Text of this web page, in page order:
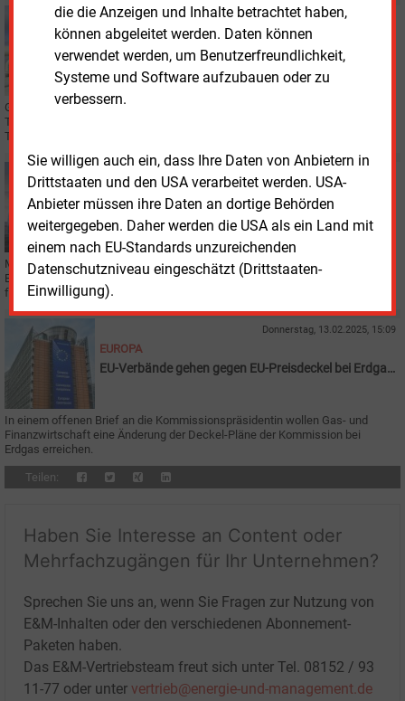
die die Anzeigen und Inhalte betrachtet haben,
können abgeleitet werden. Daten können
verwendet werden, um Benutzerfreundlichkeit,
Systeme und Software aufzubauen oder zu
verbessern.
Sie willigen auch ein, dass Ihre Daten von Anbietern in
Drittstaaten und den USA verarbeitet werden. USA-
Anbieter müssen ihre Daten an dortige Behörden
weitergegeben. Daher werden die USA als ein Land mit
einem nach EU-Standards unzureichenden
Datenschutzniveau eingeschätzt (Drittstaaten-
Einwilligung).
Donnerstag, 20.02.2025, 12:29
GAS
Mehr russisches Gas für Europa
Gazprom pumpt mehr Gas für Europa über die Schwarzmeerleitung
Turkstream als einst geplant war. Dies soll mit den Exporten nach China den
Transitausfall über die Ukraine kompensieren.
Hohe Speichervorgaben verderben die Preise
Mehr Flexibilität bei den Füllstandszielen für Gasspeicher fordern
Energiegroßhändler undder Energieverband BDEW. Die hohen Vorgaben
führten ohne Not zu höheren Einkaufspreisen.
Donnerstag, 13.02.2025, 15:09
EUROPA
EU-Verbände gehen gegen EU-Preisdeckel bei Erdgas
In einem offenen Brief an die Kommissionspräsidentin wollen Gas- und
Finanzwirtschaft eine Änderung der Deckel-Pläne der Kommission bei
Erdgas erreichen.
Teilen:
Haben Sie Interesse an Content oder
Mehrfachzugängen für Ihr Unternehmen?
Sprechen Sie uns an, wenn Sie Fragen zur Nutzung von
E&M-Inhalten oder den verschiedenen Abonnement-
Paketen haben.
Das E&M-Vertriebsteam freut sich unter Tel. 08152 / 93
11-77 oder unter vertrieb@energie-und-management.de